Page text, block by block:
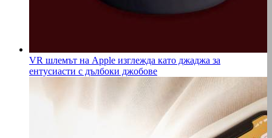
VR шлемът на Apple изглежда като джаджа за
ентусиасти с дълбоки джобове